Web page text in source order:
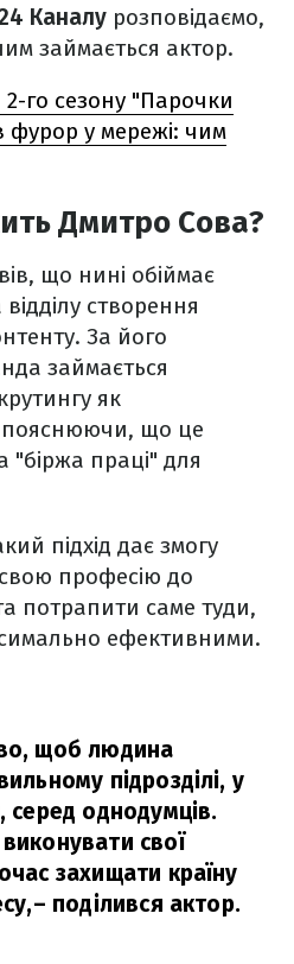
Каналу розповідаємо,
займається актор.
2-го сезону "Парочки
фурор у мережі: чим
Дмитро Сова?
що нині обіймає
створення
За його
займається
як
пояснюючи, що це
"біржа праці" для
підхід дає змогу
професію до
потрапити саме туди,
ефективними.
щоб людина
підрозділі, у
серед однодумців.
свої
захищати країну
– поділився актор.